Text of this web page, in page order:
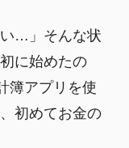
い…」そんな状
に始めたの
簿アプリを使
初めてお金の